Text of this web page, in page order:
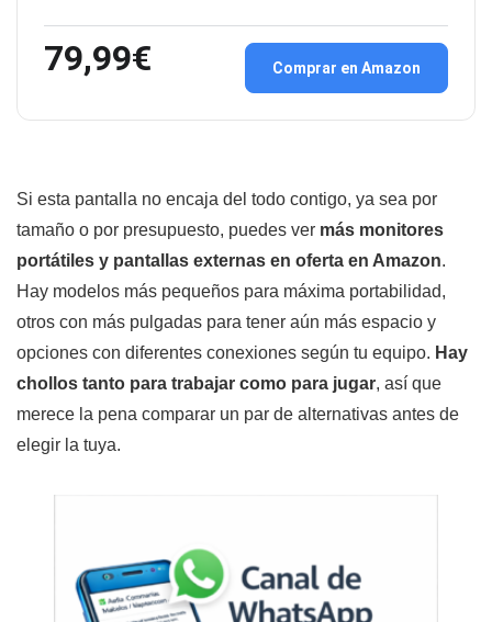
79,99€ Comprar en Amazon
Si esta pantalla no encaja del todo contigo, ya sea por
tamaño o por presupuesto, puedes ver más monitores
portátiles y pantallas externas en oferta en Amazon.
Hay modelos más pequeños para máxima portabilidad,
otros con más pulgadas para tener aún más espacio y
opciones con diferentes conexiones según tu equipo. Hay
chollos tanto para trabajar como para jugar, así que
merece la pena comparar un par de alternativas antes de
elegir la tuya.